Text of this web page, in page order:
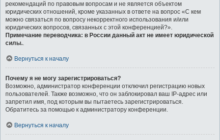
рекомендаций по правовым вопросам и не является объектом
юридических отношений, кроме указанных в ответе на вопрос «С кем
можно связаться по вопросу некорректного использования и/или
юридических вопросов, связанных с этой конференцией?».
Примечание переводчика: в России данный акт не имеет юридической
силы..
Вернуться к началу
Почему я не могу зарегистрироваться?
Возможно, администратор конференции отключил регистрацию новых
пользователей. Также возможно, что он заблокировал ваш IP-адрес или
запретил имя, под которым вы пытаетесь зарегистрироваться.
Обратитесь за помощью к администратору конференции.
Вернуться к началу